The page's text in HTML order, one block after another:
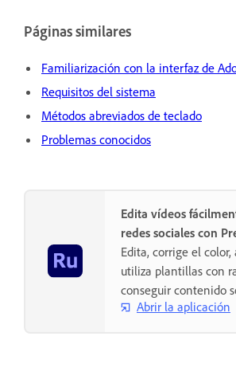
Páginas similares
Familiarización con la interfaz de
Requisitos del sistema
Métodos abreviados de teclado
Problemas conocidos
Edita vídeos
redes sociales con
Edita, corrige el
utiliza plantillas con
conseguir contenido
Abrir la aplicación